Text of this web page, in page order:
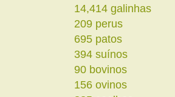
16,262 galinhas
236 perus
784 patos
445 suínos
102 bovinos
176 ovinos